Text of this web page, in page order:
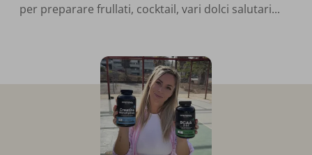
per preparare frullati, cocktail, vari dolci salutari...